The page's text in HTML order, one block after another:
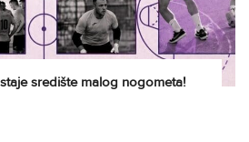
središte malog nogometa!